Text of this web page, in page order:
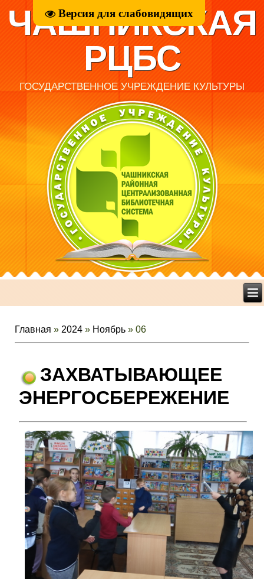
Версия для слабовидящих
ЧАШНИКСКАЯ
РЦБС
ГОСУДАРСТВЕННОЕ УЧРЕЖДЕНИЕ КУЛЬТУРЫ
Главная » 2024 » Ноябрь » 06
ЗАХВАТЫВАЮЩЕЕ
ЭНЕРГОСБЕРЕЖЕНИЕ